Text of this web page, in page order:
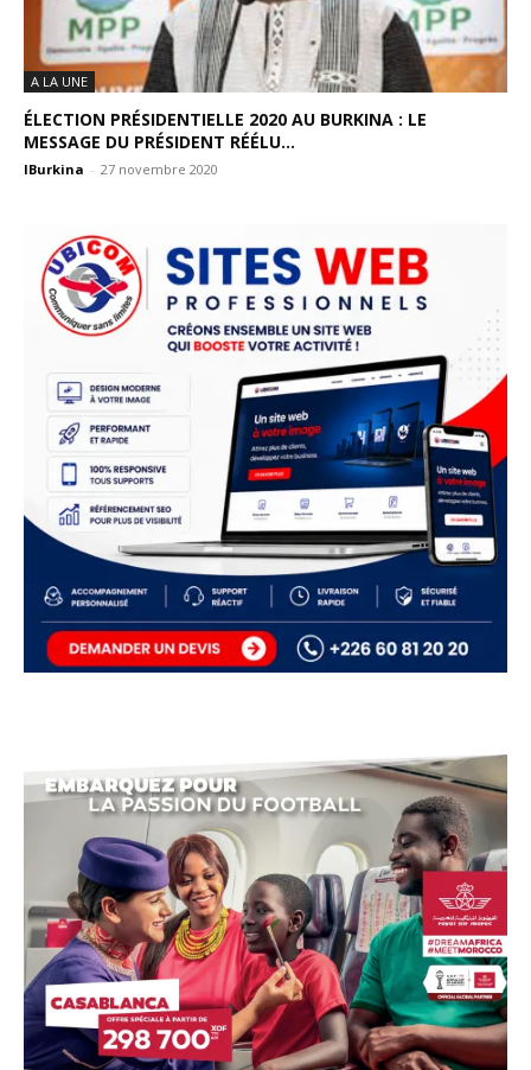
A LA UNE
ÉLECTION PRÉSIDENTIELLE 2020 AU BURKINA : LE
MESSAGE DU PRÉSIDENT RÉÉLU...
IBurkina - 27 novembre 2020